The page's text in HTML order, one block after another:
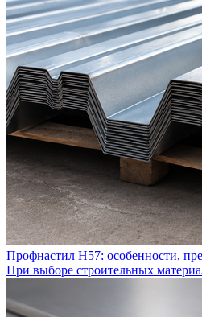
Профнастил Н57: особенности,
При выборе строительных